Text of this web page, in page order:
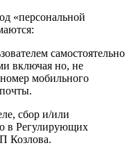
«персональной
самостоятельно
включая но, не
мобильного
сбор и/или
в Регулирующих
Козлова.